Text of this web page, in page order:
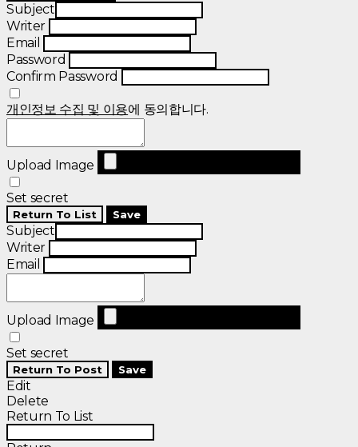
Subject
Writer
Email
Password
Confirm Password
개인정보 수집 및 이용에 동의합니다.
Upload Image
Set secret
Return To List Save
Subject
Writer
Email
Upload Image
Set secret
Return To Post Save
Edit
Delete
Return To List